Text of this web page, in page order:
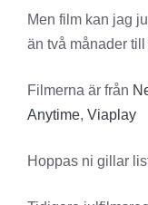
Men film kan jag
än två månader
Filmerna är från
Anytime, Viaplay
Hoppas ni gillar